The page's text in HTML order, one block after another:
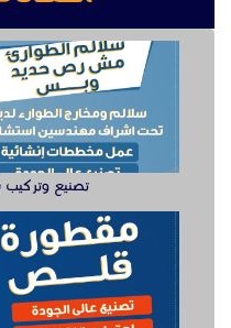
تصنيع
وظيفة دهان